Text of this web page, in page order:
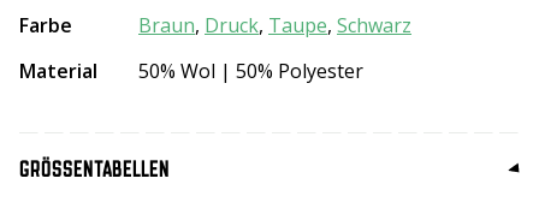
Farbe
Braun, Druck, Taupe, Schwarz
Material
50% Wol | 50% Polyester
GRÖSSENTABELLEN